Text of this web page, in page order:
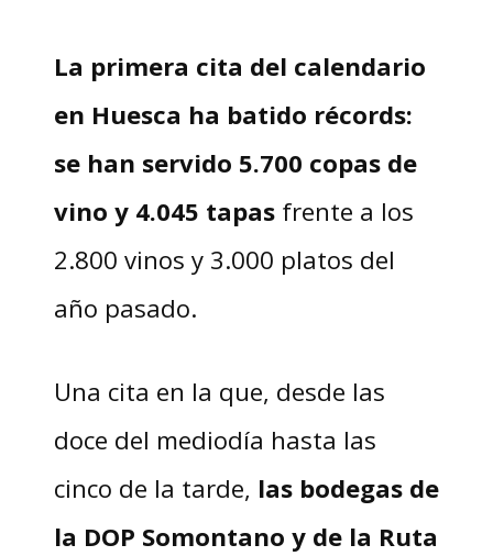
La primera cita del calendario
en Huesca ha batido récords:
se han servido 5.700 copas de
vino y 4.045 tapas frente a los
2.800 vinos y 3.000 platos del
año pasado.
Una cita en la que, desde las
doce del mediodía hasta las
cinco de la tarde, las bodegas de
la DOP Somontano y de la Ruta